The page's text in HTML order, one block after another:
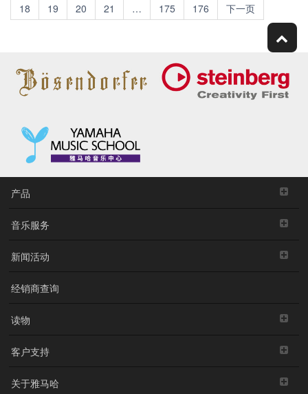
18
19 20 21 … 175 176 下一页
产品
音乐服务
新闻活动
经销商查询
读物
客户支持
关于雅马哈